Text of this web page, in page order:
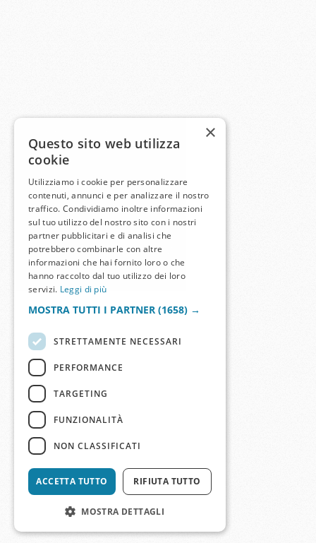
×
Questo sito web utilizza
cookie
Utilizziamo i cookie per personalizzare
contenuti, annunci e per analizzare il nostro
traffico. Condividiamo inoltre informazioni
sul tuo utilizzo del nostro sito con i nostri
partner pubblicitari e di analisi che
potrebbero combinarle con altre
informazioni che hai fornito loro o che
hanno raccolto dal tuo utilizzo dei loro
servizi. Leggi di più
MOSTRA TUTTI I PARTNER (1658) →
STRETTAMENTE NECESSARI
PERFORMANCE
TARGETING
FUNZIONALITÀ
NON CLASSIFICATI
ACCETTA TUTTO RIFIUTA TUTTO
MOSTRA DETTAGLI